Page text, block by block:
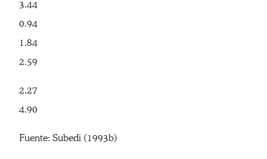
3.44
0.94
1.84
2.59
2.27
4.90
Fuente: Subedi (1993b)